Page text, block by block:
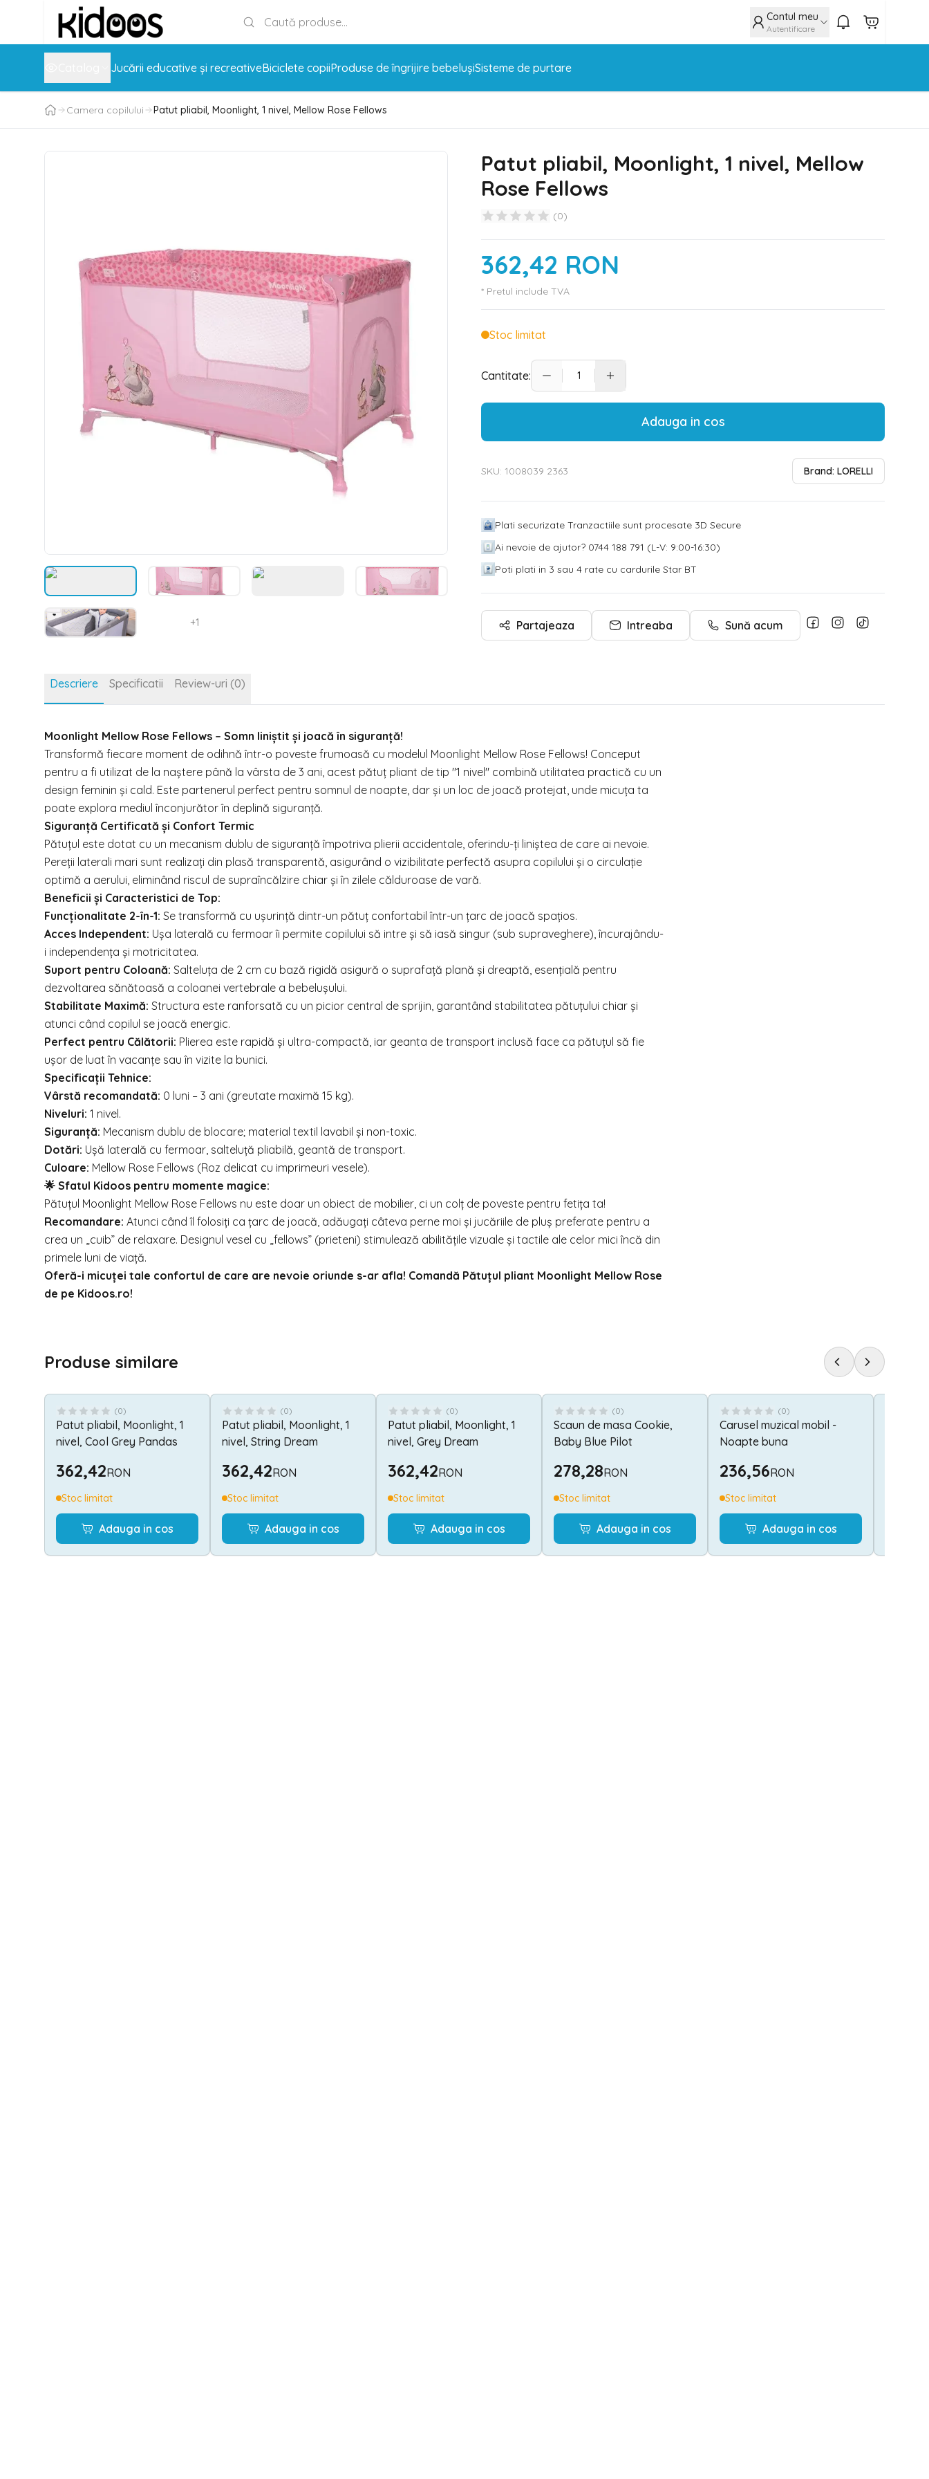
Contul meu
Autentificare
Jucării educative și recreativeBiciclete copiiProduse de îngrijire bebelușiSisteme de purtare
Camera copilului Patut pliabil, Moonlight, 1 nivel, Mellow Rose Fellows
+1
Patut pliabil, Moonlight, 1 nivel, Mellow
Rose Fellows
(0)
362,42 RON
* Pretul include TVA
Stoc limitat
Cantitate:
Adauga in cos
SKU: 1008039 2363 Brand: LORELLI
Plati securizate Tranzactiile sunt procesate 3D Secure
Ai nevoie de ajutor? 0744 188 791 (L-V: 9:00-16:30)
Poti plati in 3 sau 4 rate cu cardurile Star BT
Partajeaza Intreaba Sună acum
Descriere Specificatii Review-uri (0)
Moonlight Mellow Rose Fellows – Somn liniștit și joacă în siguranță!
Transformă fiecare moment de odihnă într-o poveste frumoasă cu modelul Moonlight Mellow Rose Fellows! Conceput
pentru a fi utilizat de la naștere până la vârsta de 3 ani, acest pătuț pliant de tip "1 nivel" combină utilitatea practică cu un
design feminin și cald. Este partenerul perfect pentru somnul de noapte, dar și un loc de joacă protejat, unde micuța ta
poate explora mediul înconjurător în deplină siguranță.
Siguranță Certificată și Confort Termic
Pătuțul este dotat cu un mecanism dublu de siguranță împotriva plierii accidentale, oferindu-ți liniștea de care ai nevoie.
Pereții laterali mari sunt realizați din plasă transparentă, asigurând o vizibilitate perfectă asupra copilului și o circulație
optimă a aerului, eliminând riscul de supraîncălzire chiar și în zilele călduroase de vară.
Beneficii și Caracteristici de Top:
Funcționalitate 2-în-1: Se transformă cu ușurință dintr-un pătuț confortabil într-un țarc de joacă spațios.
Acces Independent: Ușa laterală cu fermoar îi permite copilului să intre și să iasă singur (sub supraveghere), încurajându-
i independența și motricitatea.
Suport pentru Coloană: Salteluța de 2 cm cu bază rigidă asigură o suprafață plană și dreaptă, esențială pentru
dezvoltarea sănătoasă a coloanei vertebrale a bebelușului.
Stabilitate Maximă: Structura este ranforsată cu un picior central de sprijin, garantând stabilitatea pătuțului chiar și
atunci când copilul se joacă energic.
Perfect pentru Călătorii: Plierea este rapidă și ultra-compactă, iar geanta de transport inclusă face ca pătuțul să fie
ușor de luat în vacanțe sau în vizite la bunici.
Specificații Tehnice:
Vârstă recomandată: 0 luni – 3 ani (greutate maximă 15 kg).
Niveluri: 1 nivel.
Siguranță: Mecanism dublu de blocare; material textil lavabil și non-toxic.
Dotări: Ușă laterală cu fermoar, salteluță pliabilă, geantă de transport.
Culoare: Mellow Rose Fellows (Roz delicat cu imprimeuri vesele).
🌟 Sfatul Kidoos pentru momente magice:
Pătuțul Moonlight Mellow Rose Fellows nu este doar un obiect de mobilier, ci un colț de poveste pentru fetița ta!
Recomandare: Atunci când îl folosiți ca țarc de joacă, adăugați câteva perne moi și jucăriile de pluș preferate pentru a
crea un „cuib” de relaxare. Designul vesel cu „fellows” (prieteni) stimulează abilitățile vizuale și tactile ale celor mici încă din
primele luni de viață.
Oferă-i micuței tale confortul de care are nevoie oriunde s-ar afla! Comandă Pătuțul pliant Moonlight Mellow Rose
de pe Kidoos.ro!
Produse similare
(0)
Patut pliabil, Moonlight, 1
nivel, Cool Grey Pandas
362,42RON
Stoc limitat
Adauga in cos
(0)
Patut pliabil, Moonlight, 1
nivel, String Dream
362,42RON
Stoc limitat
Adauga in cos
(0)
Patut pliabil, Moonlight, 1
nivel, Grey Dream
362,42RON
Stoc limitat
Adauga in cos
(0)
Scaun de masa Cookie,
Baby Blue Pilot
278,28RON
Stoc limitat
Adauga in cos
(0)
Carusel muzical mobil -
Noapte buna
236,56RON
Stoc limitat
Adauga in cos